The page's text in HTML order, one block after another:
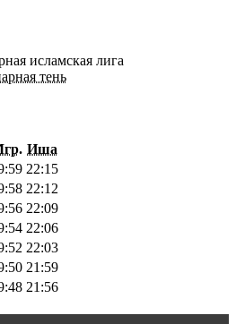
исламская лига
тень
Иша
22:15
22:12
22:09
22:06
22:03
21:59
21:56